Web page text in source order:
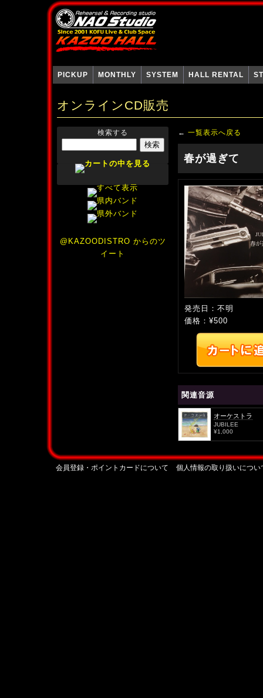
PICKUP MONTHLY SYSTEM HALL RENTAL
オンラインCD販売
検索する
@KAZOODISTRO からのツ
イート
← 一覧表示へ戻る
春が過ぎて
発売日：不明
価格：¥500
関連音源
オーケストラ
JUBILEE
¥1,000
会員登録・ポイントカードについて 個人情報の取り扱いについ